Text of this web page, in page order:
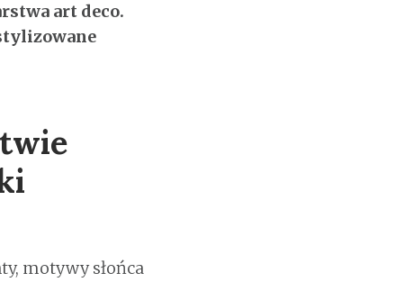
art deco.
motywy słońca